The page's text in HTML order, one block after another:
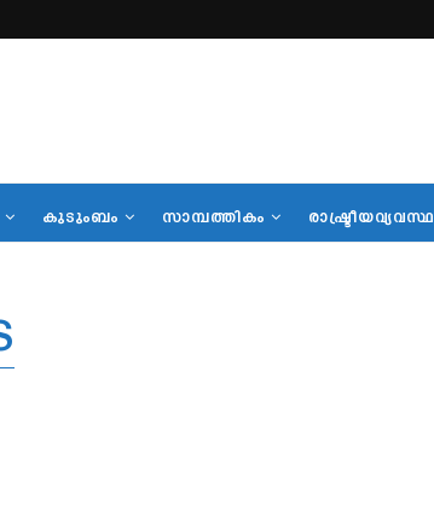
കുടുംബം സാമ്പത്തികം രാഷ്ട്രീയവ്യവസ്ഥ